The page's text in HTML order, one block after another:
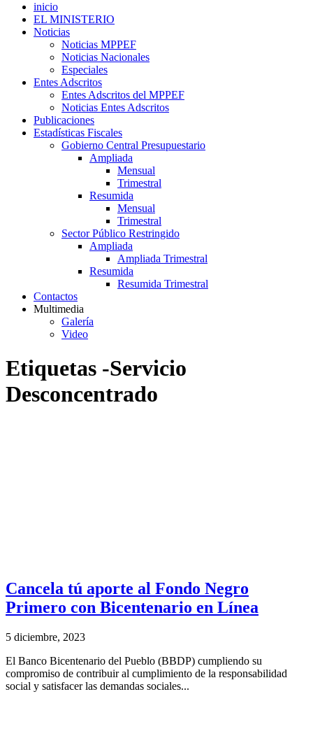
inicio
EL MINISTERIO
Noticias
Noticias MPPEF
Noticias Nacionales
Especiales
Entes Adscritos
Entes Adscritos del MPPEF
Noticias Entes Adscritos
Publicaciones
Estadísticas Fiscales
Gobierno Central Presupuestario
Ampliada
Mensual
Trimestral
Resumida
Mensual
Trimestral
Sector Público Restringido
Ampliada
Ampliada Trimestral
Resumida
Resumida Trimestral
Contactos
Multimedia
Galería
Video
Etiquetas -Servicio
Desconcentrado
Cancela tú aporte al Fondo Negro
Primero con Bicentenario en Línea
5 diciembre, 2023
El Banco Bicentenario del Pueblo (BBDP) cumpliendo su
compromiso de contribuir al cumplimiento de la responsabilidad
social y satisfacer las demandas sociales...